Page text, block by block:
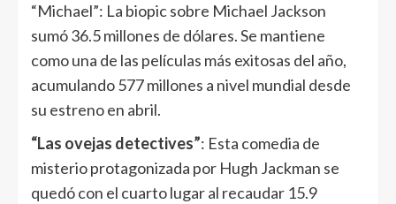
“Michael”: La biopic sobre Michael Jackson
sumó 36.5 millones de dólares. Se mantiene
como una de las películas más exitosas del año,
acumulando 577 millones a nivel mundial desde
su estreno en abril.
“Las ovejas detectives”: Esta comedia de
misterio protagonizada por Hugh Jackman se
quedó con el cuarto lugar al recaudar 15.9